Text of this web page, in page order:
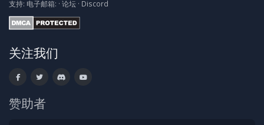
支持: 电子邮箱: · 论坛 · Discord
关注我们
赞助者